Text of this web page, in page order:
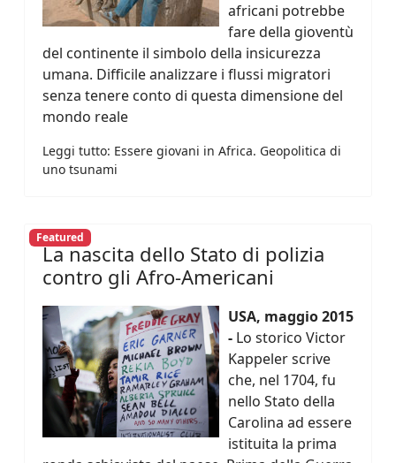
africani potrebbe
fare della gioventù
del continente il simbolo della insicurezza
umana. Difficile analizzare i flussi migratori
senza tenere conto di questa dimensione del
mondo reale
Leggi tutto: Essere giovani in Africa. Geopolitica di
uno tsunami
Featured
La nascita dello Stato di polizia
contro gli Afro-Americani
USA, maggio 2015
- Lo storico Victor
Kappeler scrive
che, nel 1704, fu
nello Stato della
Carolina ad essere
istituita la prima